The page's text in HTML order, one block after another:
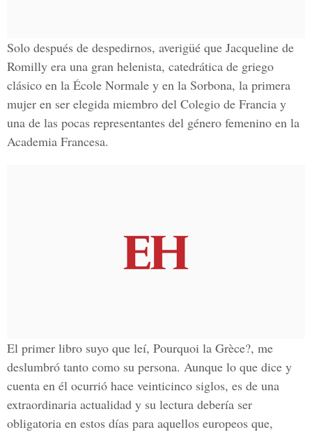
Solo después de despedirnos, averigüé que Jacqueline de
Romilly era una gran helenista, catedrática de griego
clásico en la École Normale y en la Sorbona, la primera
mujer en ser elegida miembro del Colegio de Francia y
una de las pocas representantes del género femenino en la
Academia Francesa.
El primer libro suyo que leí, Pourquoi la Grèce?, me
deslumbró tanto como su persona. Aunque lo que dice y
cuenta en él ocurrió hace veinticinco siglos, es de una
extraordinaria actualidad y su lectura debería ser
obligatoria en estos días para aquellos europeos que,